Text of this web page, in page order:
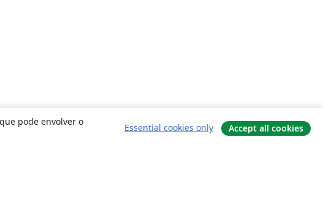
pode envolver o
Essential cookies only Accept all cookies